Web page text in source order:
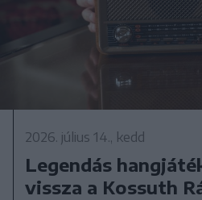
2026. július 14., kedd
Legendás
vissza a Kossuth